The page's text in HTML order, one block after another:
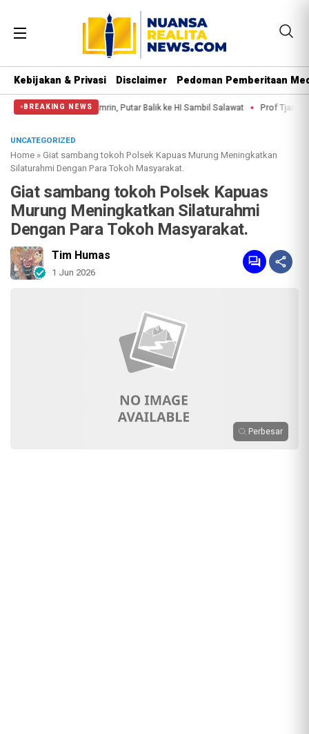
Kebijakan & Privasi Disclaimer Pedoman Pemberitaan
BREAKING NEWS
Thamrin, Putar Balik ke HI Sambil Salawat Prof Tjandra: Varian
UNCATEGORIZED
Home »Giat sambang tokoh Polsek Kapuas Murung Meningkatkan
Silaturahmi Dengan Para Tokoh Masyarakat.
Giat sambang tokoh Polsek Kapuas
Murung Meningkatkan Silaturahmi
Dengan Para Tokoh Masyarakat.
Tim Humas
1 Jun 2026
Perbesar